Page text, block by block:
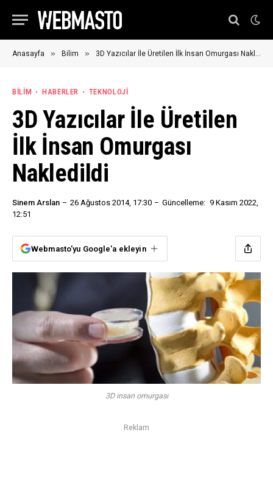
Anasayfa » Bilim » 3D Yazıcılar İle Üretilen İlk İnsan Omurgası Nakledildi
BILIM HABERLER TEKNOLOJI
3D Yazıcılar İle Üretilen
İlk İnsan Omurgası
Nakledildi
Sinem Arslan 26 Ağustos 2014, 17:30 Güncelleme: 9 Kasım 2022,
12:51
Webmasto'yu Google'a ekleyin
3D insan omurgası
Reklam